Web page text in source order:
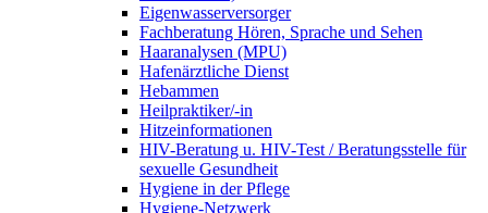
Eigenwasserversorger
Fachberatung Hören, Sprache und Sehen
Haaranalysen (MPU)
Hafenärztliche Dienst
Hebammen
Heilpraktiker/-in
Hitzeinformationen
HIV-Beratung u. HIV-Test / Beratungsstelle für
sexuelle Gesundheit
Hygiene in der Pflege
Hygiene-Netzwerk